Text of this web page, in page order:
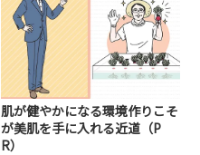
肌が健やかになる環境作りこそ
が美肌を手に入れる近道（P
R）